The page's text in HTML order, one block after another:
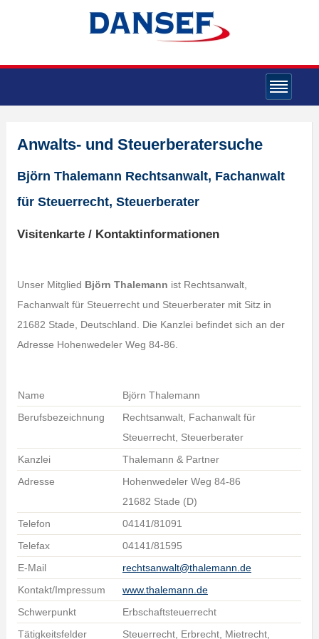
Anwalts- und Steuerberatersuche
Björn Thalemann Rechtsanwalt, Fachanwalt
für Steuerrecht, Steuerberater
Visitenkarte / Kontaktinformationen
Unser Mitglied Björn Thalemann ist Rechtsanwalt,
Fachanwalt für Steuerrecht und Steuerberater mit Sitz in
21682 Stade, Deutschland. Die Kanzlei befindet sich an der
Adresse Hohenwedeler Weg 84-86.
Name
Björn Thalemann
Berufsbezeichnung
Rechtsanwalt, Fachanwalt für
Steuerrecht, Steuerberater
Kanzlei
Thalemann & Partner
Adresse
Hohenwedeler Weg 84-86
21682 Stade (D)
Telefon
04141/81091
Telefax
04141/81595
E-Mail
rechtsanwalt@thalemann.de
Kontakt/Impressum
www.thalemann.de
Schwerpunkt
Erbschaftsteuerrecht
Tätigkeitsfelder
Steuerrecht, Erbrecht, Mietrecht,